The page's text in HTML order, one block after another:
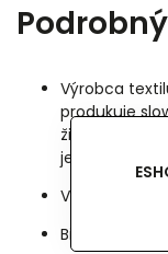
Výrobca
produkuje
životnému
jeho výrobe.
Vyrobené zo
Bio bavlna je